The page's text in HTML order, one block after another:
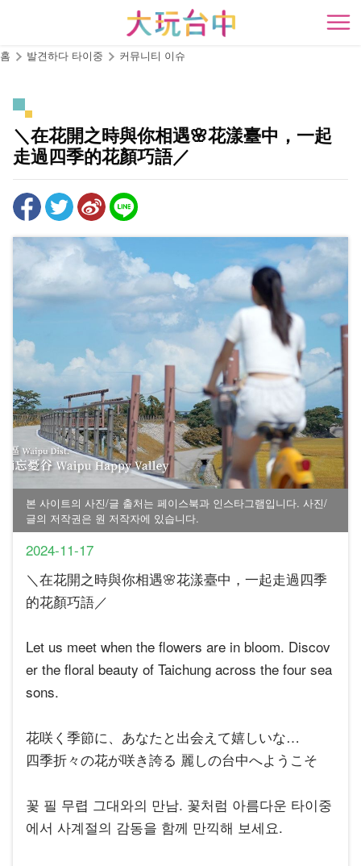
로
이
開
홈 발견하다 타이중 커뮤니티 이슈
＼在花開之時與你相遇🌸花漾臺中，一起
走過四季的花顏巧語／
본 사이트의 사진/글 출처는 페이스북과 인스타그램입니다. 사진/
글의 저작권은 원 저작자에 있습니다.
2024-11-17
＼在花開之時與你相遇🌸花漾臺中，一起走過四季
的花顏巧語／
Let us meet when the flowers are in bloom. Discov
er the floral beauty of Taichung across the four sea
sons.
花咲く季節に、あなたと出会えて嬉しいな…
四季折々の花が咲き誇る 麗しの台中へようこそ
꽃 필 무렵 그대와의 만남. 꽃처럼 아름다운 타이중
에서 사계절의 감동을 함께 만끽해 보세요.